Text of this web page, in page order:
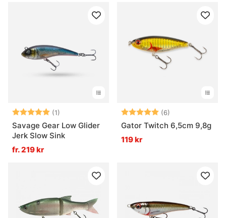
Betyg: (1)
5.0 utav 5 stjärnor
Savage Gear Low Glider
Jerk Slow Sink
fr. 219 kr
Betyg: (6)
Gator Twitch 6,5cm 9,8g
119 kr